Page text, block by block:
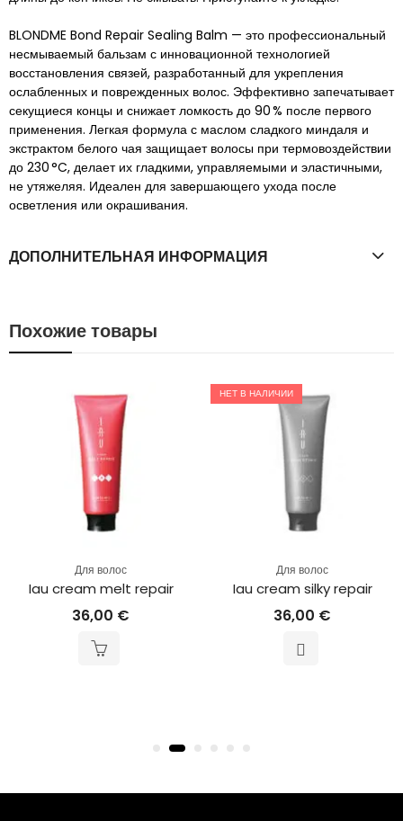
BLONDME Bond Repair Sealing Balm — это профессиональный
несмываемый бальзам с инновационной технологией
восстановления связей, разработанный для укрепления
ослабленных и поврежденных волос. Эффективно запечатывает
секущиеся концы и снижает ломкость до 90 % после первого
применения. Легкая формула с маслом сладкого миндаля и
экстрактом белого чая защищает волосы при термовоздействии
до 230 °C, делает их гладкими, управляемыми и эластичными,
не утяжеляя. Идеален для завершающего ухода после
осветления или окрашивания.
ДОПОЛНИТЕЛЬНАЯ ИНФОРМАЦИЯ
Похожие товары
Для волос
cream melt repair
36,00€
НЕТ В НАЛИЧИИ
Для волос
Iau cream silky repair
36,00€